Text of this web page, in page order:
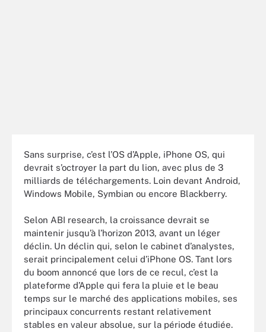
Sans surprise, c’est l’OS d’Apple, iPhone OS, qui
devrait s’octroyer la part du lion, avec plus de 3
milliards de téléchargements. Loin devant Android,
Windows Mobile, Symbian ou encore Blackberry.
Selon ABI research, la croissance devrait se
maintenir jusqu’à l’horizon 2013, avant un léger
déclin. Un déclin qui, selon le cabinet d’analystes,
serait principalement celui d’iPhone OS. Tant lors
du boom annoncé que lors de ce recul, c’est la
plateforme d’Apple qui fera la pluie et le beau
temps sur le marché des applications mobiles, ses
principaux concurrents restant relativement
stables en valeur absolue, sur la période étudiée.